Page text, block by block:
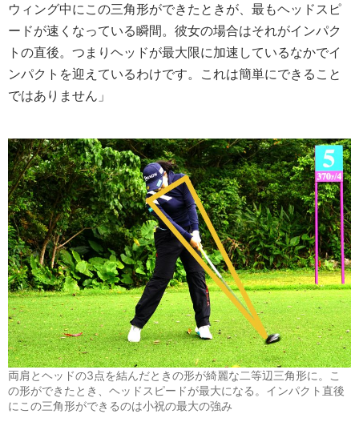
ウィング中にこの三角形ができたときが、最もヘッドスピ
ードが速くなっている瞬間。彼女の場合はそれがインパク
トの直後。つまりヘッドが最大限に加速しているなかでイ
ンパクトを迎えているわけです。これは簡単にできること
ではありません」
両肩とヘッドの3点を結んだときの形が綺麗な二等辺三角形に。こ
の形ができたとき、ヘッドスピードが最大になる。インパクト直後
にこの三角形ができるのは小祝の最大の強み